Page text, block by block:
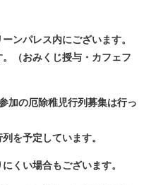
ンパレス内にございます。
（おみくじ授与・カフェフ
加の厄除稚児行列募集は行っ
を予定しています。
くい場合もございます。